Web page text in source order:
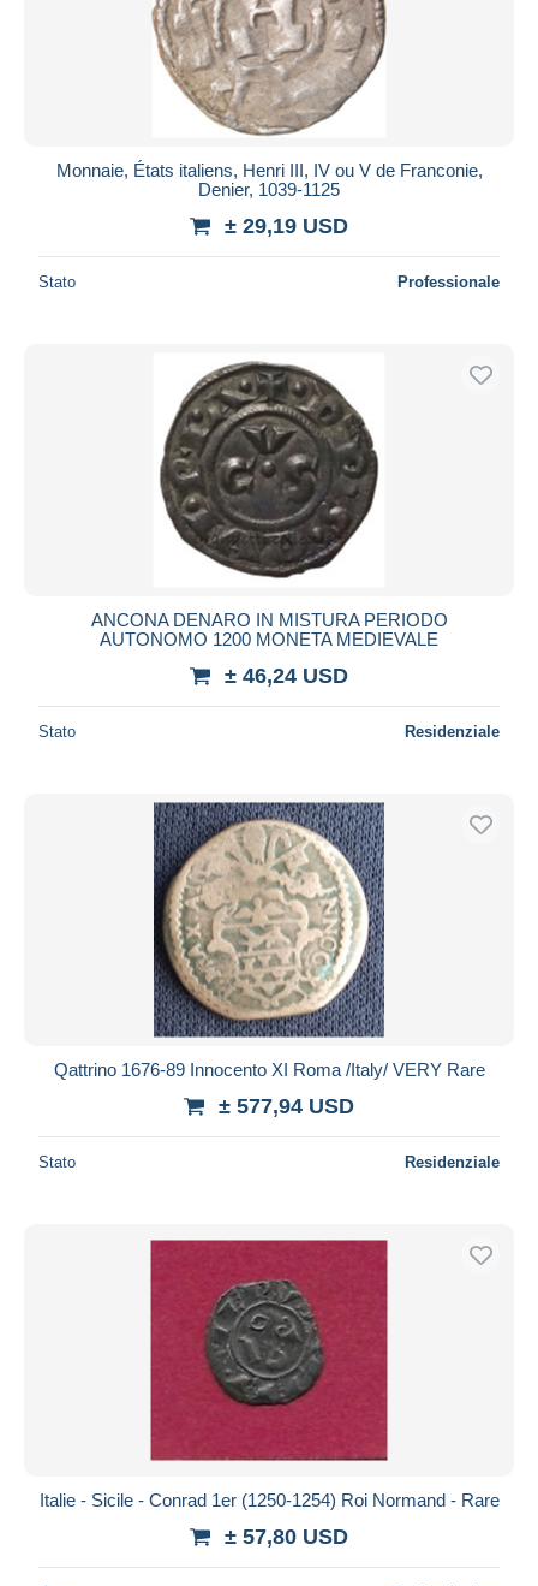
Monnaie, États italiens, Henri III, IV ou V de Franconie,
Denier, 1039-1125
± 29,19 USD
Stato Professionale
ANCONA DENARO IN MISTURA PERIODO
AUTONOMO 1200 MONETA MEDIEVALE
± 46,24 USD
Stato Residenziale
Qattrino 1676-89 Innocento XI Roma /Italy/ VERY Rare
± 577,94 USD
Stato Residenziale
Italie - Sicile - Conrad 1er (1250-1254) Roi Normand - Rare
± 57,80 USD